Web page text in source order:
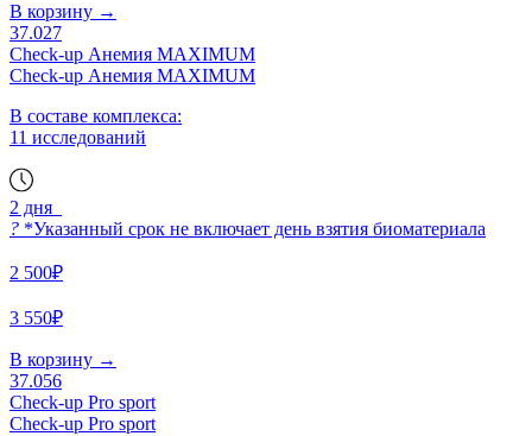
В корзину →
37.027
Check-up Анемия MAXIMUM
Check-up Анемия MAXIMUM
В составе комплекса:
11 исследований
2 дня
? *Указанный срок не включает день взятия биоматериала
2 500₽
3 550₽
В корзину →
37.056
Check-up Pro sport
Check-up Pro sport